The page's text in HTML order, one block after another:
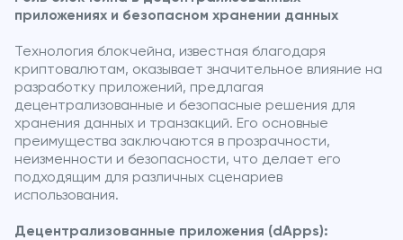
приложениях и безопасном хранении данных
Технология блокчейна, известная благодаря
криптовалютам, оказывает значительное влияние на
разработку приложений, предлагая
децентрализованные и безопасные решения для
хранения данных и транзакций. Его основные
преимущества заключаются в прозрачности,
неизменности и безопасности, что делает его
подходящим для различных сценариев
использования.
Децентрализованные приложения (dApps):